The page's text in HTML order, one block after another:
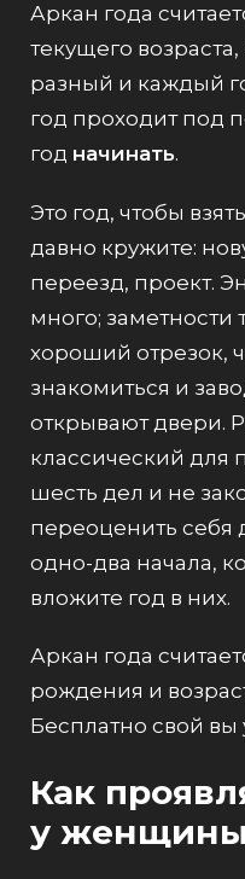
Аркан года
текущего
разный и каждый
год проходит под
год начинать.
Это год, чтобы
давно кружите:
переезд, проект.
много; заметности
хороший отрезок,
знакомиться и
открывают двери.
классический для
шесть дел и не
переоценить себя
одно-два начала,
вложите год в них.
Аркан года
рождения и
Бесплатно свой вы
Как
у женщины